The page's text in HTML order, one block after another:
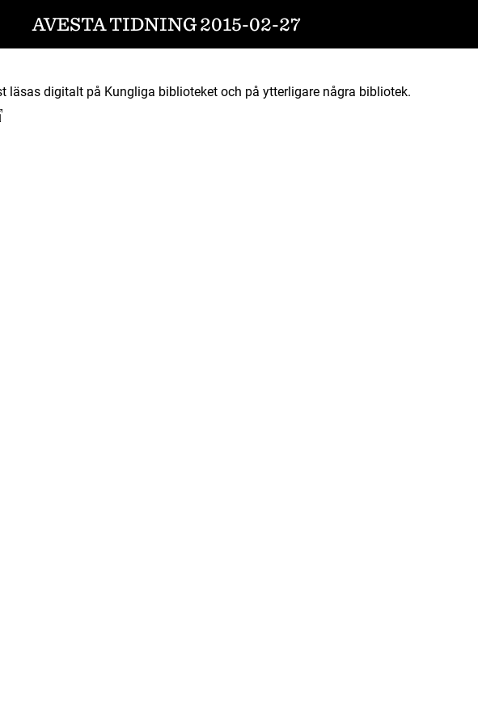
AVESTA TIDNING 2015-02-27
läsas digitalt på Kungliga biblioteket och på ytterligare några bibliotek.